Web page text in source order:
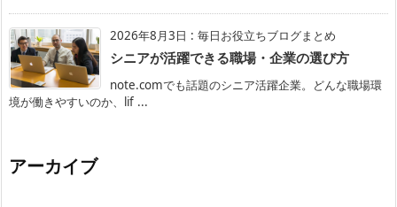
2026年8月3日 : 毎日お役立ちブログまとめ
シニアが活躍できる職場・企業の選び方
note.comでも話題のシニア活躍企業。どんな職場環
境が働きやすいのか、lif ...
アーカイブ